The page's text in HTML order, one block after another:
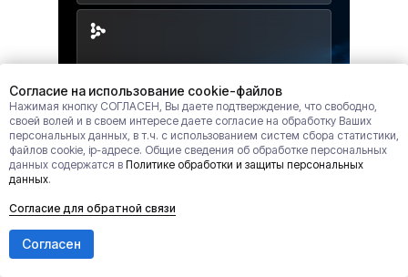
Согласие на использование cookie-файлов
Нажимая кнопку СОГЛАСЕН, Вы даете подтверждение, что свободно,
своей волей и в своем интересе даете согласие на обработку Ваших
персональных данных, в т.ч. с использованием систем сбора статистики,
файлов cookie, ip-адресе. Общие сведения об обработке персональных
данных содержатся в Политике обработки и защиты персональных
данных.
Согласие для обратной связи
Согласен
В ВАШУ ИНФРАСТРУКТУРУ
ЗАДАЧАХ